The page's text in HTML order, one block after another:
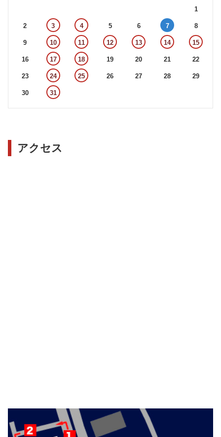
1
2 3 4 5 6 7 8
9 10 11 12 13 14 15
16 17 18 19 20 21 22
23 24 25 26 27 28 29
30 31
アクセス